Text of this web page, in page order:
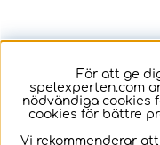
För att ge
spelexperten.com
nödvändiga cookies
cookies för bättre
Vi rekommenderar